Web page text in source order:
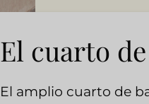
El cuarto
El amplio cuarto de